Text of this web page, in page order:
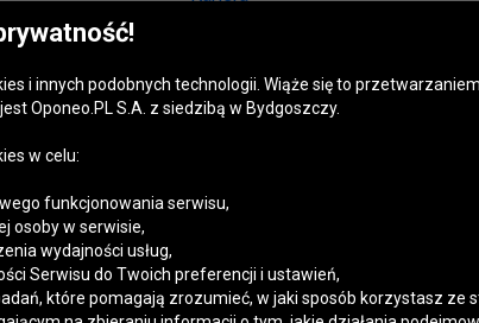
(DSA)
Biuro prasowe
Kręci nas recykling
Mapa fotoradarów
Ustawienia cookies
i innych podobnych technologii. Wiąże się to
Oponeo.PL S.A. z siedzibą w Bydgoszczy.
w celu:
funkcjonowania serwisu,
osoby w serwisie,
wydajności usług,
Serwisu do Twoich preferencji i ustawień,
które pomagają zrozumieć, w jaki sposób korzystasz ze